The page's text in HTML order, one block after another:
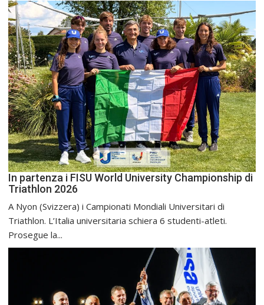
In partenza i FISU World University Championship di
Triathlon 2026
A Nyon (Svizzera) i Campionati Mondiali Universitari di
Triathlon. L’Italia universitaria schiera 6 studenti-atleti.
Prosegue la...